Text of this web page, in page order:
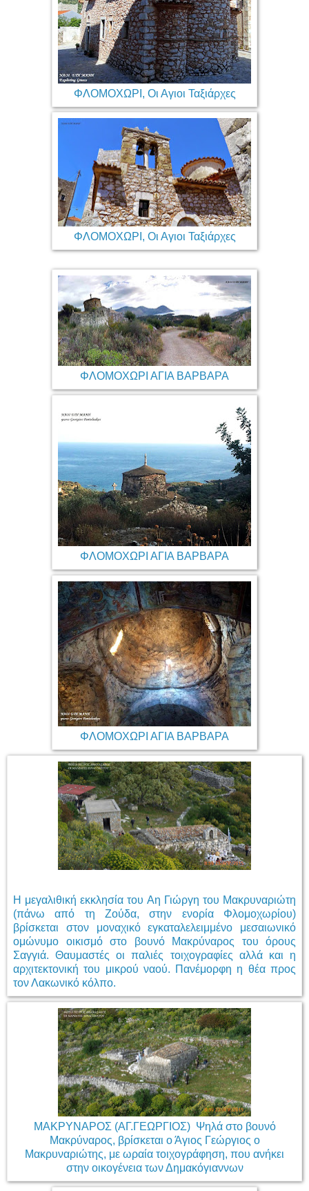
ΦΛΟΜΟΧΩΡΙ, Οι Αγιοι Ταξιάρχες
ΦΛΟΜΟΧΩΡΙ, Οι Αγιοι Ταξιάρχες
ΦΛΟΜΟΧΩΡΙ ΑΓΙΑ ΒΑΡΒΑΡΑ
ΦΛΟΜΟΧΩΡΙ ΑΓΙΑ ΒΑΡΒΑΡΑ
ΦΛΟΜΟΧΩΡΙ ΑΓΙΑ ΒΑΡΒΑΡΑ
Η μεγαλιθική εκκλησία του Αη Γιώργη του Μακρυναριώτη
(πάνω από τη Ζούδα, στην ενορία Φλομοχωρίου)
βρίσκεται στον μοναχικό εγκαταλελειμμένο μεσαιωνικό
ομώνυμο οικισμό στο βουνό Μακρύναρος του όρους
Σαγγιά. Θαυμαστές οι παλιές τοιχογραφίες αλλά και η
αρχιτεκτονική του μικρού ναού. Πανέμορφη η θέα προς
τον Λακωνικό κόλπο.
ΜΑΚΡΥΝΑΡΟΣ (ΑΓ.ΓΕΩΡΓΙΟΣ) Ψηλά στο βουνό
Μακρύναρος, βρίσκεται ο Άγιος Γεώργιος ο
Μακρυναριώτης, με ωραία τοιχογράφηση, που ανήκει
στην οικογένεια των Δημακόγιαννων